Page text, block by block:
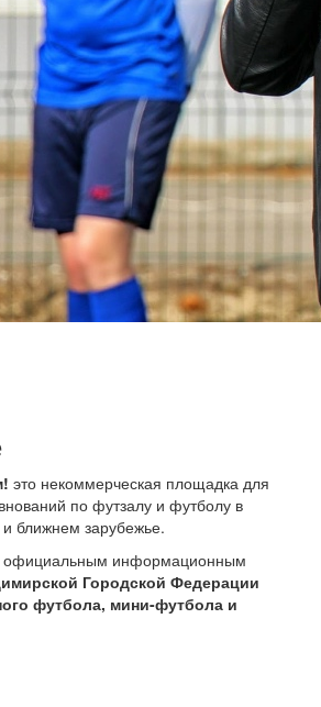
это некоммерческая площадка для
по футзалу и футболу в
и ближнем зарубежье.
официальным информационным
Городской Федерации
футбола, мини-футбола и